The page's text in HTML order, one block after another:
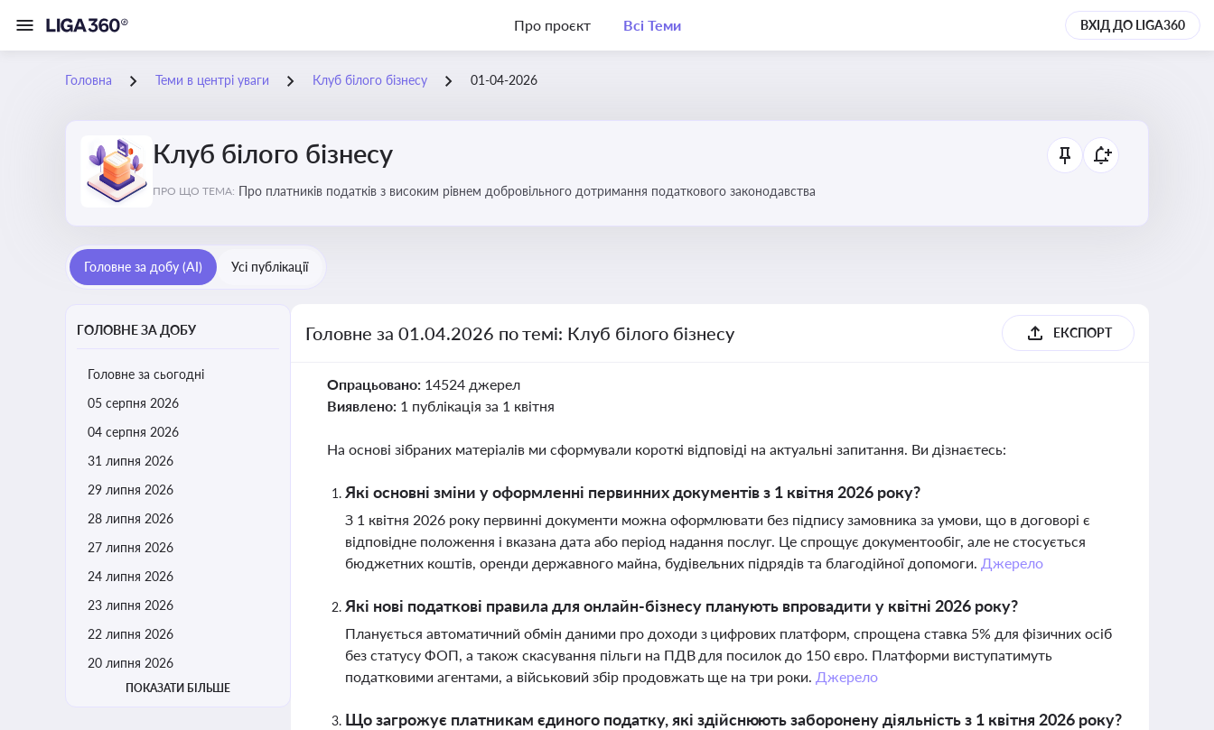
Про проєкт Всі Теми ВХІД ДО LIGA360
Головна Теми в центрі уваги Клуб білого бізнесу 01-04-2026
Клуб білого бізнесу
ПРО ЩО ТЕМА: Про платників податків з високим рівнем добровільного дотримання податкового законодавства
Головне за добу (AI) Усі публікації
ГОЛОВНЕ ЗА ДОБУ
Головне за сьогодні
05 серпня 2026
04 серпня 2026
31 липня 2026
29 липня 2026
28 липня 2026
27 липня 2026
24 липня 2026
23 липня 2026
22 липня 2026
20 липня 2026
ПОКАЗАТИ БІЛЬШЕ
Головне за 01.04.2026 по темі: Клуб білого бізнесу ЕКСПОРТ
Опрацьовано: 14524 джерел
Виявлено: 1 публікація за 1 квітня
На основі зібраних матеріалів ми сформували короткі відповіді на актуальні запитання. Ви дізнаєтесь:
Які основні зміни у оформленні первинних документів з 1 квітня 2026 року?
З 1 квітня 2026 року первинні документи можна оформлювати без підпису замовника за умови, що в договорі є
відповідне положення і вказана дата або період надання послуг. Це спрощує документообіг, але не стосується
бюджетних коштів, оренди державного майна, будівельних підрядів та благодійної допомоги. Джерело
Які нові податкові правила для онлайн-бізнесу планують впровадити у квітні 2026 року?
Планується автоматичний обмін даними про доходи з цифрових платформ, спрощена ставка 5% для фізичних осіб
без статусу ФОП, а також скасування пільги на ПДВ для посилок до 150 євро. Платформи виступатимуть
податковими агентами, а військовий збір продовжать ще на три роки. Джерело
Що загрожує платникам єдиного податку, які здійснюють заборонену діяльність з 1 квітня 2026 року?